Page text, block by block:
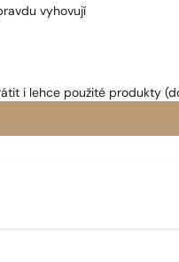
vyhovují
i lehce použité produkty